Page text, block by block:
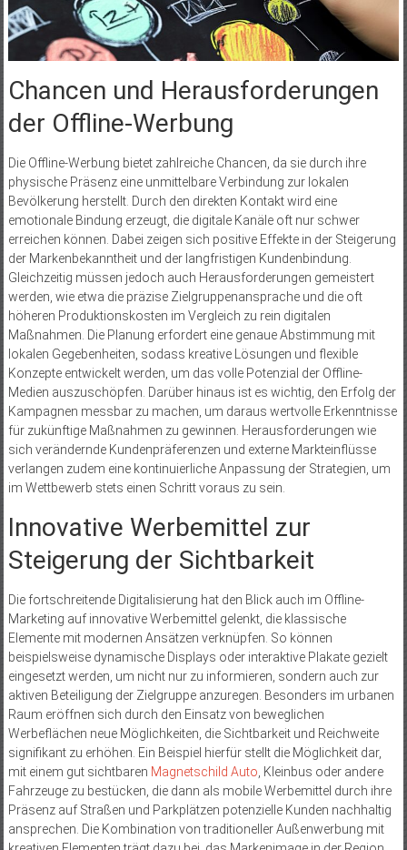
Chancen und Herausforderungen
der Offline-Werbung
Die Offline-Werbung bietet zahlreiche Chancen, da sie durch ihre
physische Präsenz eine unmittelbare Verbindung zur lokalen
Bevölkerung herstellt. Durch den direkten Kontakt wird eine
emotionale Bindung erzeugt, die digitale Kanäle oft nur schwer
erreichen können. Dabei zeigen sich positive Effekte in der Steigerung
der Markenbekanntheit und der langfristigen Kundenbindung.
Gleichzeitig müssen jedoch auch Herausforderungen gemeistert
werden, wie etwa die präzise Zielgruppenansprache und die oft
höheren Produktionskosten im Vergleich zu rein digitalen
Maßnahmen. Die Planung erfordert eine genaue Abstimmung mit
lokalen Gegebenheiten, sodass kreative Lösungen und flexible
Konzepte entwickelt werden, um das volle Potenzial der Offline-
Medien auszuschöpfen. Darüber hinaus ist es wichtig, den Erfolg der
Kampagnen messbar zu machen, um daraus wertvolle Erkenntnisse
für zukünftige Maßnahmen zu gewinnen. Herausforderungen wie
sich verändernde Kundenpräferenzen und externe Markteinflüsse
verlangen zudem eine kontinuierliche Anpassung der Strategien, um
im Wettbewerb stets einen Schritt voraus zu sein.
Innovative Werbemittel zur
Steigerung der Sichtbarkeit
Die fortschreitende Digitalisierung hat den Blick auch im Offline-
Marketing auf innovative Werbemittel gelenkt, die klassische
Elemente mit modernen Ansätzen verknüpfen. So können
beispielsweise dynamische Displays oder interaktive Plakate gezielt
eingesetzt werden, um nicht nur zu informieren, sondern auch zur
aktiven Beteiligung der Zielgruppe anzuregen. Besonders im urbanen
Raum eröffnen sich durch den Einsatz von beweglichen
Werbeflächen neue Möglichkeiten, die Sichtbarkeit und Reichweite
signifikant zu erhöhen. Ein Beispiel hierfür stellt die Möglichkeit dar,
mit einem gut sichtbaren Magnetschild Auto , Kleinbus oder andere
Fahrzeuge zu bestücken, die dann als mobile Werbemittel durch ihre
Präsenz auf Straßen und Parkplätzen potenzielle Kunden nachhaltig
ansprechen. Die Kombination von traditioneller Außenwerbung mit